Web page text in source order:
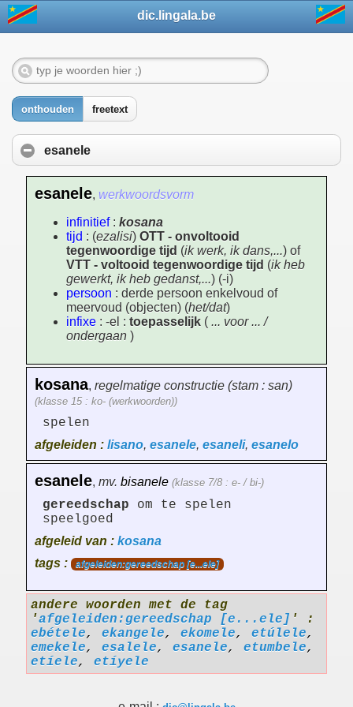
dic.lingala.be
onthouden freetext
esanele
esanele, werkwoordsvorm
infinitief: kosana
tijd : (ezalisi) OTT - onvoltooid
tegenwoordige tijd (ik werk, ik dans,...) of
VTT - voltooid tegenwoordige tijd (ik heb
gewerkt, ik heb gedanst,...) (-i)
persoon : derde persoon enkelvoud of
meervoud (objecten) (het/dat)
infixe : -el : toepasselijk ( ... voor ... /
ondergaan )
kosana, regelmatige constructie (stam : san)
(klasse 15 : ko- (werkwoorden))
spelen
afgeleiden : lisano, esanele, esaneli, esanelo
esanele, mv. bisanele (klasse 7/8 : e- / bi-)
gereedschap om te spelen
speelgoed
afgeleid van : kosana
tags :
afgeleiden:gereedschap [e...ele]
andere woorden met de tag
'afgeleiden:gereedschap [e...ele] ' :
ebétele, ekangele, ekomele, etúlele,
emekele, esalele, esanele, etumbele,
etíele, etíyele